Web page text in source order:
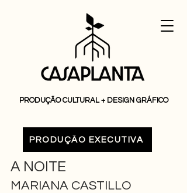
PRODUÇÃO CULTURAL + DESIGN GRÁFICO
PRODUÇÃO EXECUTIVA
A NOITE
MARIANA CASTILLO